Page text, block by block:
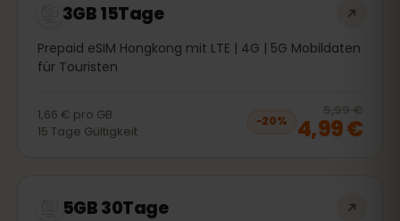
3GB 15Tage
Prepaid eSIM Hongkong mit LTE | 4G | 5G Mobildaten
für Touristen
1,66 € pro GB
15 Tage Gültigkeit
−20%
5,99 €
4,99 €
5GB 30Tage